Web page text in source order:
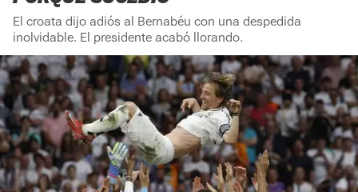
El croata dijo adiós al Bernabéu con una despedida
inolvidable. El presidente acabó llorando.